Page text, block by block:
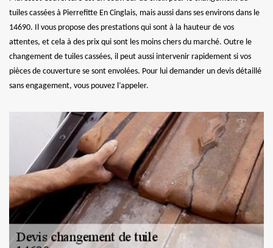
tuiles cassées à Pierrefitte En Cinglais, mais aussi dans ses environs dans le
14690. Il vous propose des prestations qui sont à la hauteur de vos
attentes, et cela à des prix qui sont les moins chers du marché. Outre le
changement de tuiles cassées, il peut aussi intervenir rapidement si vos
pièces de couverture se sont envolées. Pour lui demander un devis détaillé
sans engagement, vous pouvez l’appeler.